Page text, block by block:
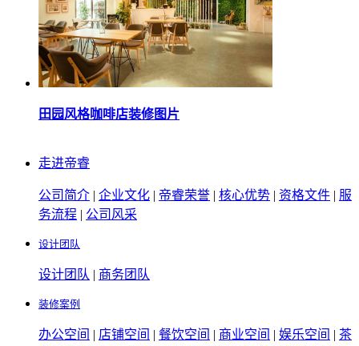
田园风格咖啡店装修图片
走进帝睿
公司简介 | 企业文化 | 帝睿荣誉 | 核心优势 | 资格文件 | 服
务流程 | 公司风采
设计团队
设计团队 | 商务团队
装修案例
办公空间 | 店铺空间 | 餐饮空间 | 商业空间 | 娱乐空间 | 茶